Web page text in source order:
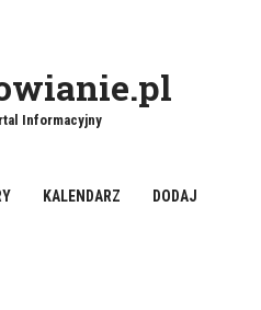
Informacyjny
KALENDARZ DODAJ